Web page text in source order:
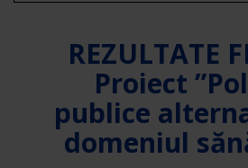
REZULTATE
Proiect
publice
domeniul